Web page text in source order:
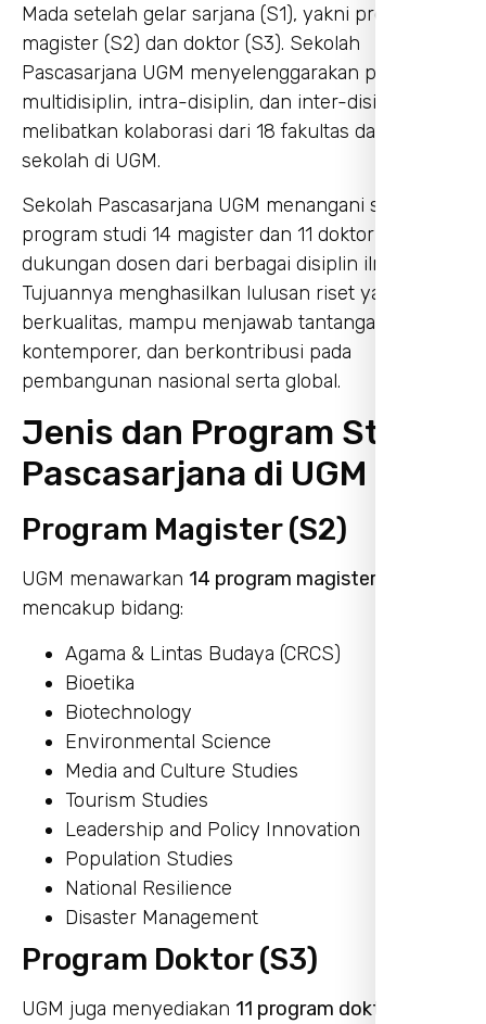
Mada setelah gelar sarjana (S1), yakni program
magister (S2) dan doktor (S3). Sekolah
Pascasarjana UGM menyelenggarakan prodi
multidisiplin, intra-disiplin, dan inter-disiplin,
melibatkan kolaborasi dari 18 fakultas dan satu
sekolah di UGM.
Sekolah Pascasarjana UGM menangani sekitar 25
program studi 14 magister dan 11 doktor dengan
dukungan dosen dari berbagai disiplin ilmu.
Tujuannya menghasilkan lulusan riset yang
berkualitas, mampu menjawab tantangan
kontemporer, dan berkontribusi pada
pembangunan nasional serta global.
Jenis dan Program Studi
Pascasarjana di UGM
Program Magister (S2)
UGM menawarkan 14 program magister
mencakup bidang:
Agama & Lintas Budaya (CRCS)
Bioetika
Biotechnology
Environmental Science
Media and Culture Studies
Tourism Studies
Leadership and Policy Innovation
Population Studies
National Resilience
Disaster Management
Program Doktor (S3)
UGM juga menyediakan 11 program doktor